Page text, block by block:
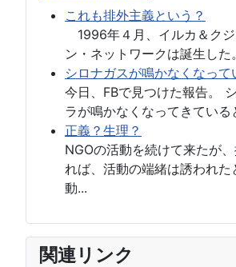
これも排外主義という？
1996年４月、イルカ＆クジ
ン・ネットワークは誕生した
シロナガスが鳴かなくなって
今日、FBで見つけた報告。
ラが鳴かなくなってきている
正義？生理？
NGOの活動を続けて来たが
れば、活動の端緒は誘われた
動...
関連リンク